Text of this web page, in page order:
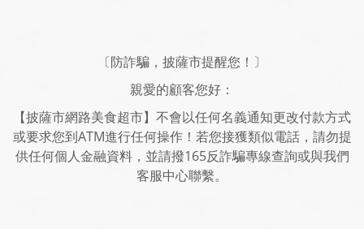
〔防詐騙，披薩市提醒您！〕
親愛的顧客您好：
【披薩市網路美食超市】不會以任何名義通知更改付款方式
或要求您到ATM進行任何操作！若您接獲類似電話，請勿提
供任何個人金融資料，並請撥165反詐騙專線查詢或與我們
客服中心聯繫。